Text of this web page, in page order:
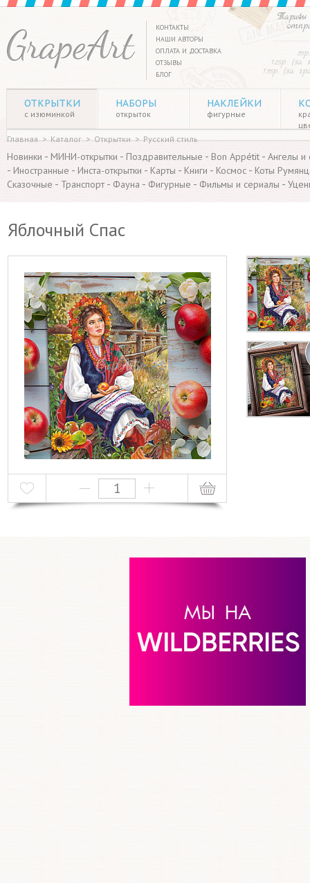
Тарифы
125р. (за
135р. (за
КОНТАКТЫ
НАШИ АВТОРЫ
ОПЛАТА И ДОСТАВКА
ОТЗЫВЫ
БЛОГ
ОТКРЫТКИ
с изюминкой
НАБОРЫ
открыток
НАКЛЕЙКИ
фигурные
Главная > Каталог > Открытки > Русский стиль
Новинки - МИНИ-открытки - Поздравительные - Bon Appétit - Ангелы
- Иностранные - Инста-открытки - Карты - Книги - Космос - Коты
Сказочные - Транспорт - Фауна - Фигурные - Фильмы и сериалы -
Яблочный Спас